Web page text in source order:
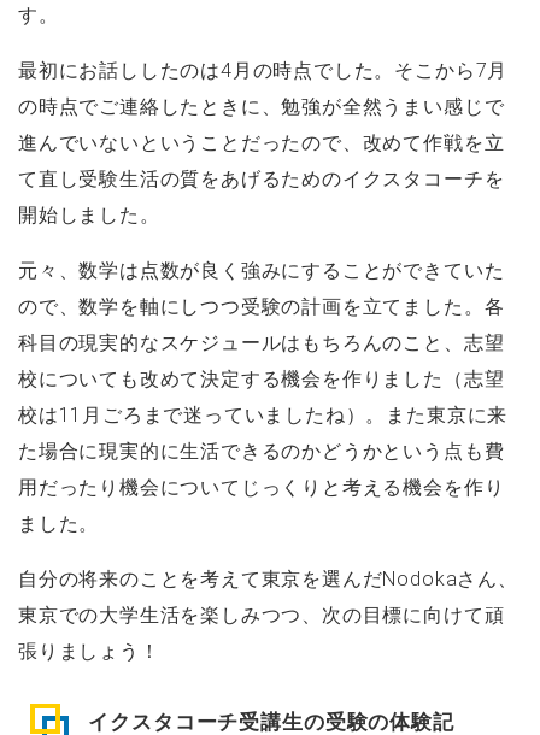
す。
最初にお話ししたのは4月の時点でした。そこから7月
の時点でご連絡したときに、勉強が全然うまい感じで
進んでいないということだったので、改めて作戦を立
て直し受験生活の質をあげるためのイクスタコーチを
開始しました。
元々、数学は点数が良く強みにすることができていた
ので、数学を軸にしつつ受験の計画を立てました。各
科目の現実的なスケジュールはもちろんのこと、志望
校についても改めて決定する機会を作りました（志望
校は11月ごろまで迷っていましたね）。また東京に来
た場合に現実的に生活できるのかどうかという点も費
用だったり機会についてじっくりと考える機会を作り
ました。
自分の将来のことを考えて東京を選んだNodokaさん、
東京での大学生活を楽しみつつ、次の目標に向けて頑
張りましょう！
イクスタコーチ受講生の受験の体験記